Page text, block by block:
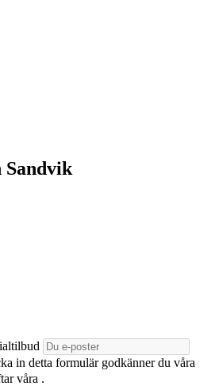
Sandvik
in detta formulär godkänner du våra
våra .